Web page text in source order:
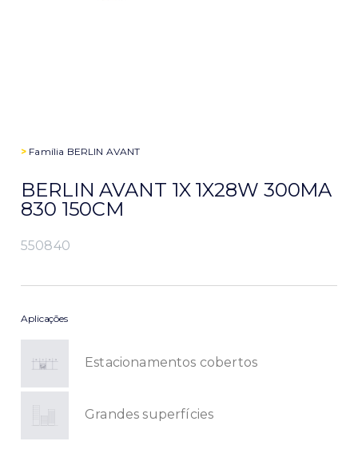
> Família BERLIN AVANT
BERLIN AVANT 1X 1X28W 300MA
830 150CM
550840
Aplicações
Estacionamentos cobertos
Grandes superfícies